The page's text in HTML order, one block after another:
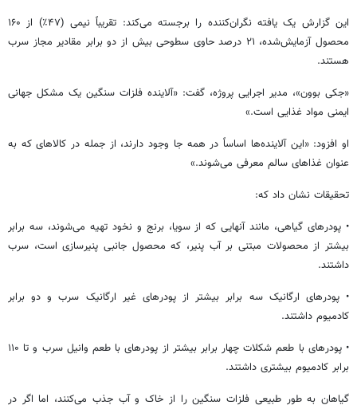
این گزارش یک یافته نگران‌کننده را برجسته می‌کند: تقریباً نیمی (۴۷٪) از ۱۶۰
محصول آزمایش‌شده، ۲۱ درصد حاوی سطوحی بیش از دو برابر مقادیر مجاز سرب
هستند.
«جکی بوون»، مدیر اجرایی پروژه، گفت: «آلاینده فلزات سنگین یک مشکل جهانی
ایمنی مواد غذایی است.»
او افزود: «این آلاینده‌ها اساساً در همه جا وجود دارند، از جمله در کالاهای که به
عنوان غذاهای سالم معرفی می‌شوند.»
تحقیقات نشان داد که:
• پودرهای گیاهی، مانند آنهایی که از سویا، برنج و نخود تهیه می‌شوند، سه برابر
بیشتر از محصولات مبتنی بر آب پنیر، که محصول جانبی پنیرسازیاست، سرب
داشتند.
• پودرهای ارگانیک سه برابر بیشتر از پودرهای غیر ارگانیک سرب و دو برابر
کادمیوم داشتند.
• پودرهای با طعم شکلات چهار برابر بیشتر از پودرهای با طعم وانیل سرب و تا ۱۱۰
برابر کادمیوم بیشتری داشتند.
گیاهان به طور طبیعی فلزات سنگین را از خاک و آب جذب می‌کنند، اما اگر در